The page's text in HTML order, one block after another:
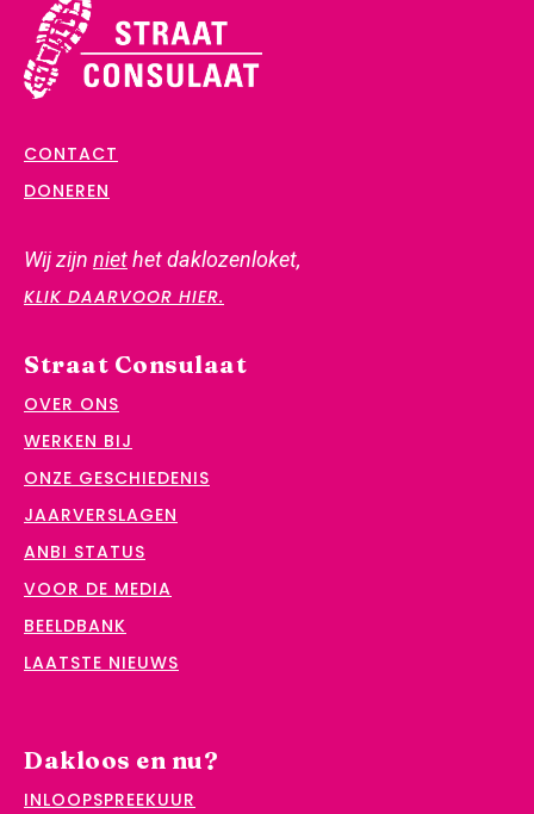
CONTACT
DONEREN
Wij zijn niethet daklozenloket,
KLIK DAARVOOR HIER.
Straat Consulaat
OVER ONS
WERKEN BIJ
ONZE GESCHIEDENIS
JAARVERSLAGEN
ANBI STATUS
VOOR DE MEDIA
BEELDBANK
LAATSTE NIEUWS
Dakloos en nu?
INLOOPSPREEKUUR